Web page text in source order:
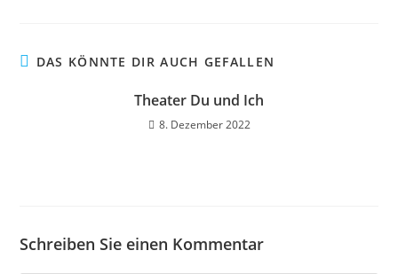
DAS KÖNNTE DIR AUCH GEFALLEN
Theater Du und Ich
8. Dezember 2022
Schreiben Sie einen Kommentar